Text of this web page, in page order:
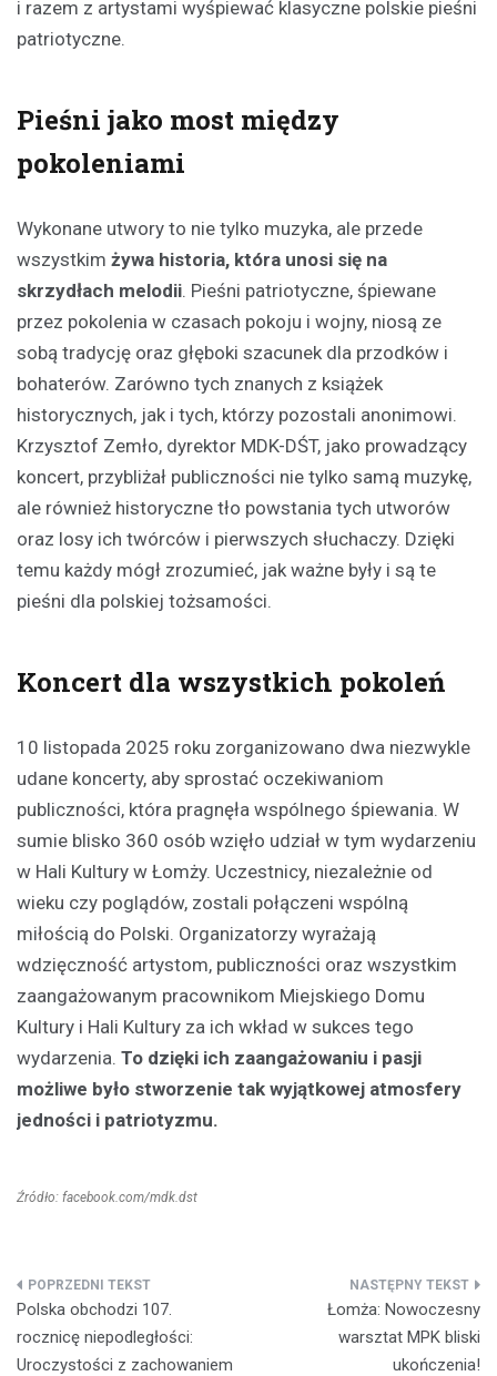
i razem z artystami wyśpiewać klasyczne polskie pieśni
patriotyczne.
Pieśni jako most między
pokoleniami
Wykonane utwory to nie tylko muzyka, ale przede
wszystkim żywa historia, która unosi się na
skrzydłach melodii. Pieśni patriotyczne, śpiewane
przez pokolenia w czasach pokoju i wojny, niosą ze
sobą tradycję oraz głęboki szacunek dla przodków i
bohaterów. Zarówno tych znanych z książek
historycznych, jak i tych, którzy pozostali anonimowi.
Krzysztof Zemło, dyrektor MDK-DŚT, jako prowadzący
koncert, przybliżał publiczności nie tylko samą muzykę,
ale również historyczne tło powstania tych utworów
oraz losy ich twórców i pierwszych słuchaczy. Dzięki
temu każdy mógł zrozumieć, jak ważne były i są te
pieśni dla polskiej tożsamości.
Koncert dla wszystkich pokoleń
10 listopada 2025 roku zorganizowano dwa niezwykle
udane koncerty, aby sprostać oczekiwaniom
publiczności, która pragnęła wspólnego śpiewania. W
sumie blisko 360 osób wzięło udział w tym wydarzeniu
w Hali Kultury w Łomży. Uczestnicy, niezależnie od
wieku czy poglądów, zostali połączeni wspólną
miłością do Polski. Organizatorzy wyrażają
wdzięczność artystom, publiczności oraz wszystkim
zaangażowanym pracownikom Miejskiego Domu
Kultury i Hali Kultury za ich wkład w sukces tego
wydarzenia. To dzięki ich zaangażowaniu i pasji
możliwe było stworzenie tak wyjątkowej atmosfery
jedności i patriotyzmu.
Źródło: facebook.com/mdk.dst
Nawigacja
wpisu
Polska obchodzi 107.
rocznicę niepodległości:
Uroczystości z zachowaniem
Łomża: Nowoczesny
warsztat MPK bliski
ukończenia!